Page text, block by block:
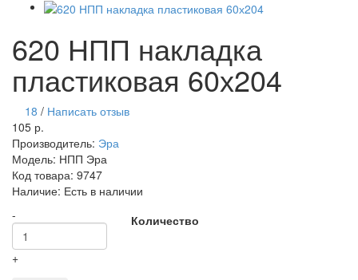
620 НПП накладка
пластиковая 60х204
18 / Написать отзыв
105 р.
Производитель: Эра
Модель: НПП Эра
Код товара: 9747
Наличие: Есть в наличии
Количество
-
+